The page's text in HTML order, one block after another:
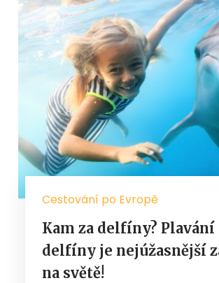
Cestování po Evropě
Kam za delfíny? Plavání
delfíny je nejúžasnější
na světě!